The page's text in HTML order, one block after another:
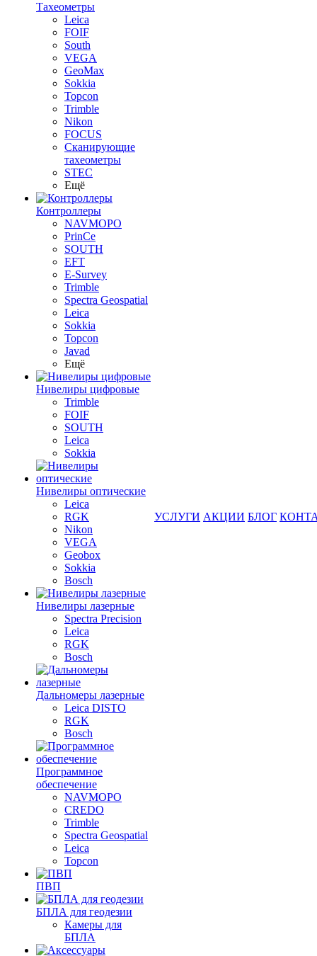
Тахеометры
Leica
FOIF
South
VEGA
GeoMax
Sokkia
Topcon
Trimble
Nikon
FOCUS
Сканирующие
тахеометры
STEC
Ещё
Контроллеры
NAVMOPO
PrinCe
SOUTH
EFT
E-Survey
Trimble
Spectra Geospatial
Leica
Sokkia
Topcon
Javad
Ещё
Нивелиры цифровые
Trimble
FOIF
SOUTH
Leica
Sokkia
Нивелиры оптические
Leica
RGK
Nikon
VEGA
Geobox
Sokkia
Bosch
Нивелиры лазерные
Spectra Precision
Leica
RGK
Bosch
Дальномеры лазерные
Leica DISTO
RGK
Bosch
Программное
обеспечение
NAVMOPO
CREDO
Trimble
Spectra Geospatial
Leica
Topcon
ПВП
БПЛА для геодезии
Камеры для
БПЛА
УСЛУГИ АКЦИИ БЛОГ